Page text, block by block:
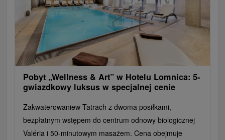
Pobyt „Wellness & Art” w Hotelu Lomnica: 5-
gwiazdkowy luksus w specjalnej cenie
Zakwaterowaniew Tatrach z dwoma posiłkami,
bezpłatnym wstępem do centrum odnowy biologicznej
Valéria i 50-minutowym masażem. Cena obejmuje